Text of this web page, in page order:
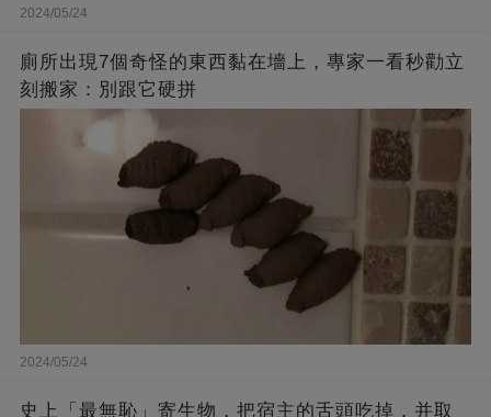
2024/05/24
廁所出現7個奇怪的東西黏在墻上，專家一看秒勸立
刻搬家：別跟它硬拼
2024/05/24
史上「最無恥」寄生物，把宿主的舌頭吃掉，并取